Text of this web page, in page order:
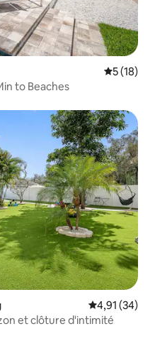
5 (18)
to Beaches
Évaluation
4,91 (34)
et clôture d'intimité